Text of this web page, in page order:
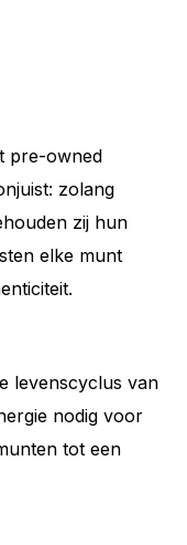
pre-owned
zolang
zij hun
elke munt
levenscyclus van
nodig voor
tot een